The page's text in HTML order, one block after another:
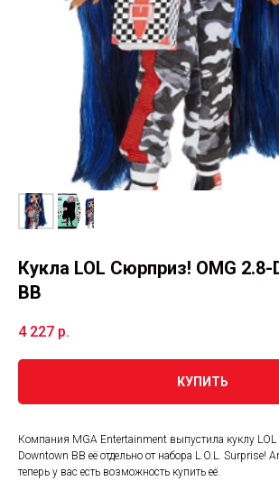
Кукла LOL Сюрприз! OMG
BB
4 227 р.
КУПИТЬ
Компания MGA Entertainment выпустила куклу
Downtown BB её отдельно от набора L.O.L. Surprise!
теперь у вас есть возможность купить её.